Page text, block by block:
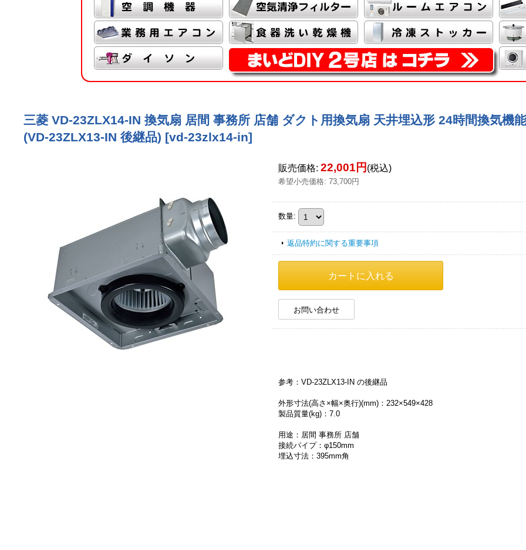
三菱 VD-23ZLX14-IN 換気扇 居間 事務所 店舗 ダクト用換気扇 天井埋込形 24時間換気機
(VD-23ZLX13-IN 後継品) [vd-23zlx14-in]
販売価格: 22,001円 (税込)
希望小売価格: 73,700円
数量:
返品特約に関する重要事項
お問い合わせ
参考：VD-23ZLX13-IN の後継品
外形寸法(高さ×幅×奥行)(mm)：232×549×428
製品質量(kg)：7.0
用途：居間 事務所 店舗
接続パイプ：φ150mm
埋込寸法：395mm角